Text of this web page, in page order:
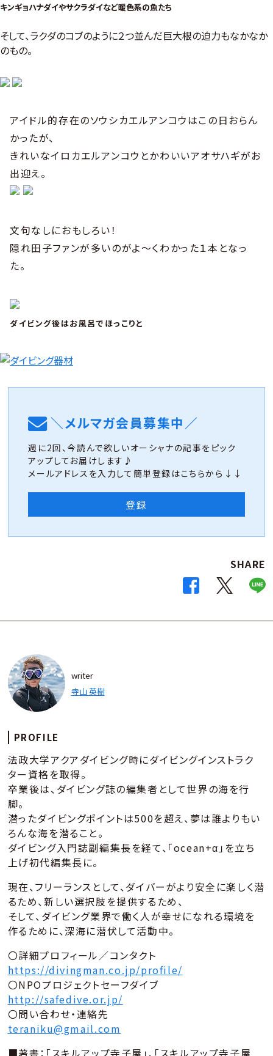
キンギョハナダイやサクラダイなど暖色系の魚たち
そして、ラクダのコブのように２つ並んだ巨大根の迫力もなかなか
のもの。
アイドル的存在のソウシカエルアンコウはこの日おらん
かったが、
きれいなイロカエルアンコウとかわいいアオサハギがお
出迎え。
文句なしにおもしろい！
隠れ田子ファンが多いのがよ〜くわかった１本となっ
た。
ダイビング後はお風呂でほっこりと
＼メルマガ会員募集中／
週に2回、今読んで欲しいオーシャナの記事をピック
アップしてお届けします♪
メールアドレスを入力して簡単登録はこちらから↓↓
登録
SHARE
writer
寺山 英樹
PROFILE
法政大学アクアダイビング時にダイビングインストラク
ター資格を取得。
卒業後は、ダイビング誌の編集者として世界の海を行
脚。
潜ったダイビングポイントは500を超え、夢は誰よりもい
ろんな海を潜ること。
ダイビング入門誌副編集長を経て、「ocean+α」を立ち
上げ初代編集長に。
現在、フリーランスとして、ダイバーがより安全に楽しく潜
るため、新しい選択肢を提供するため、
そして、ダイビング業界で働く人が幸せになれる環境を
作るために、深海に潜伏して活動中。
〇詳細プロフィール／コンタクト
https://divingman.co.jp/profile/
〇NPOプロジェクトセーフダイブ
http://safedive.or.jp/
〇問い合わせ・連絡先
teraniku@gmail.com
■著書：「スキルアップ寺子屋」、「スキルアップ寺子屋